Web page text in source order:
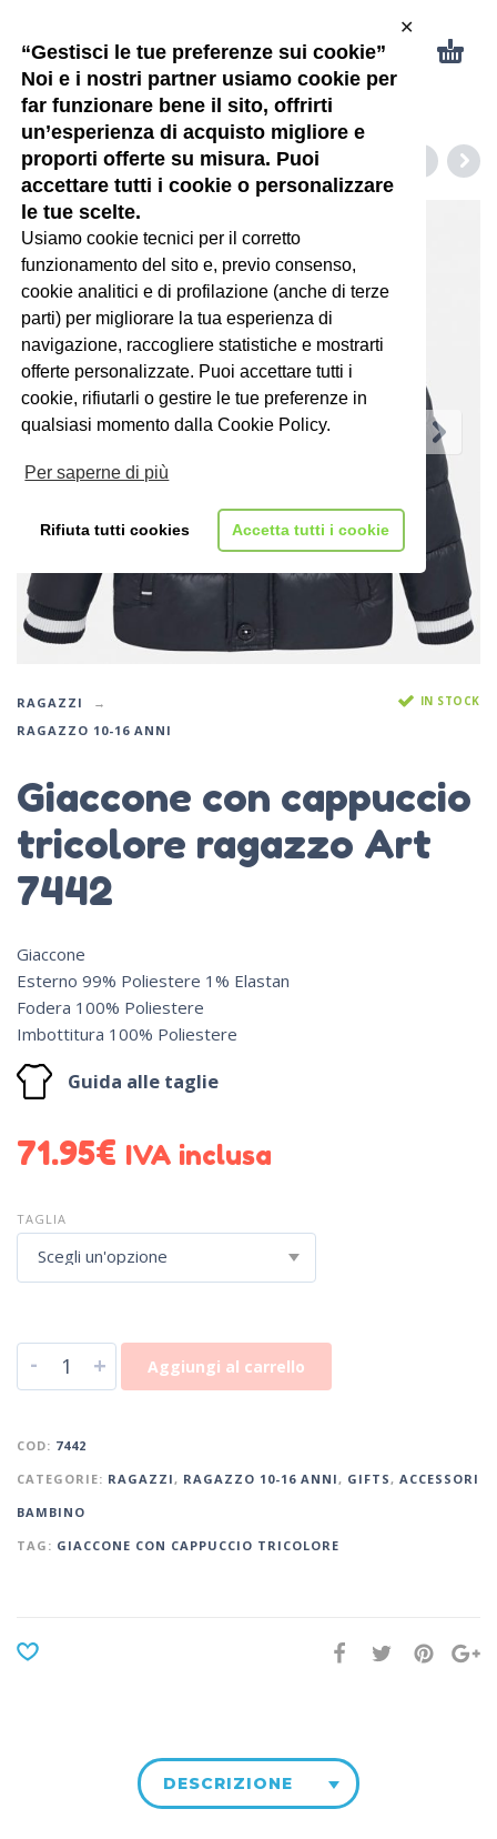
“Gestisci le tue preferenze sui cookie”
Noi e i nostri partner usiamo cookie per
far funzionare bene il sito, offrirti
un’esperienza di acquisto migliore e
proporti offerte su misura. Puoi
accettare tutti i cookie o personalizzare
le tue scelte.
Usiamo cookie tecnici per il corretto
funzionamento del sito e, previo consenso,
cookie analitici e di profilazione (anche di terze
parti) per migliorare la tua esperienza di
navigazione, raccogliere statistiche e mostrarti
offerte personalizzate. Puoi accettare tutti i
cookie, rifiutarli o gestire le tue preferenze in
qualsiasi momento dalla Cookie Policy.
Per saperne di più
Rifiuta tutti cookies Accetta tutti i cookie
✕
RAGAZZI
RAGAZZO 10-16 ANNI
IN STOCK
Giaccone con cappuccio
tricolore ragazzo Art
7442
Giaccone
Esterno 99% Poliestere 1% Elastan
Fodera 100% Poliestere
Imbottitura 100% Poliestere
Guida alle taglie
71.95€ IVA inclusa
TAGLIA
Scegli un'opzione
- + Aggiungi al carrello
COD: 7442
CATEGORIE: RAGAZZI, RAGAZZO 10-16 ANNI, GIFTS, ACCESSORI
BAMBINO
TAG: GIACCONE CON CAPPUCCIO TRICOLORE
DESCRIZIONE